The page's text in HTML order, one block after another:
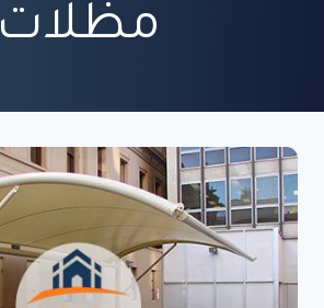
مظلات